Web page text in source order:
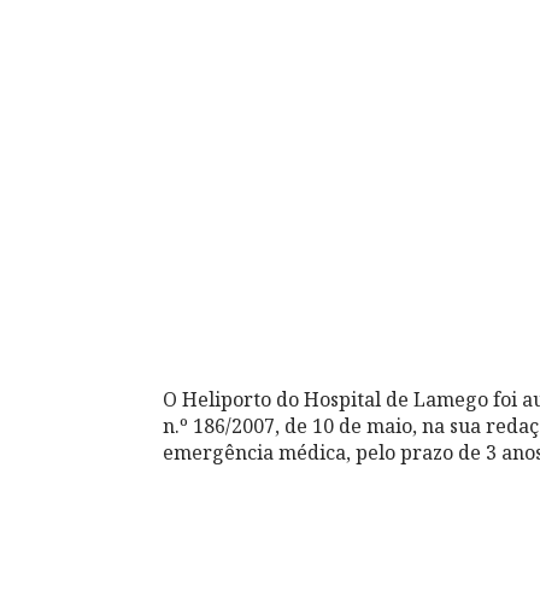
O Heliporto do Hospital de Lamego foi
n.º 186/2007, de 10 de maio, na sua
emergência médica, pelo prazo de 3